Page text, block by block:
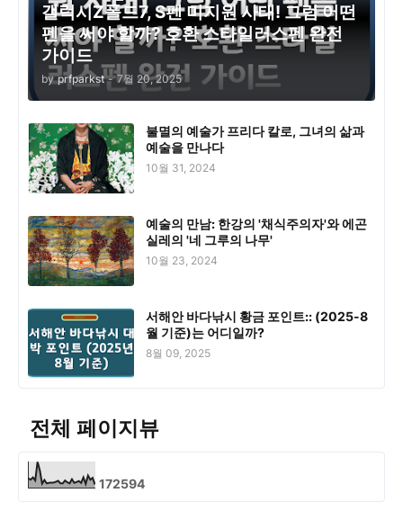
갤럭시Z폴드7, S펜 미지원 사태! 그럼 어떤
펜을 써야 할까? 호환 스타일러스펜 완전
가이드
by prfparkst - 7월 20, 2025
불멸의 예술가 프리다 칼로, 그녀의 삶과
예술을 만나다
10월 31, 2024
예술의 만남: 한강의 '채식주의자'와 에곤
실레의 '네 그루의 나무'
10월 23, 2024
서해안 바다낚시 황금 포인트:: (2025-8
월 기준)는 어디일까?
8월 09, 2025
전체 페이지뷰
172594